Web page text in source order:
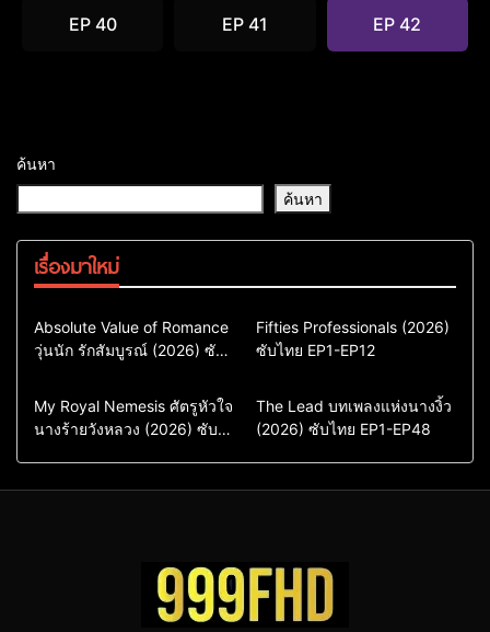
EP 40 EP 41 EP 42
ค้นหา
ค้นหา
เรื่องมาใหม่
Comedy
Drama
ซีรี่ย์เกาหลี
ซีรี่ย์เกาหลีพากย์ไทย
Absolute Value of Romance
วุ่นนัก รักสัมบูรณ์ (2026) ซับ
Action & Adventure
Comedy
Drama
ซีรี่ย์เกาหลีซับไทย
Fifties Professionals (2026)
ซับไทย EP1-EP12
Comedy
Drama
Sci-Fi & Fantasy
My Royal Nemesis ศัตรูหัวใจ
นางร้ายวังหลวง (2026) ซับ
Drama
ซีรี่ย์จีน
ซีรี่ย์จีนซับไทย
The Lead บทเพลงแห่งนางงิ้ว
(2026) ซับไทย EP1-EP48